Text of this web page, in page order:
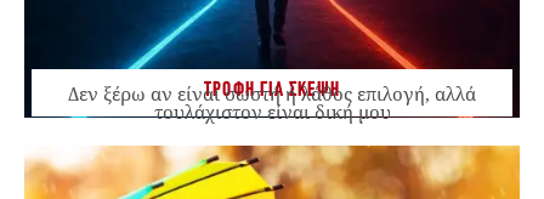
ΤΡΟΦΗ ΓΙΑ ΣΚΕΨΗ
Δεν ξέρω αν είναι σωστή ή λάθος επιλογή, αλλά
τουλάχιστον είναι δική μου